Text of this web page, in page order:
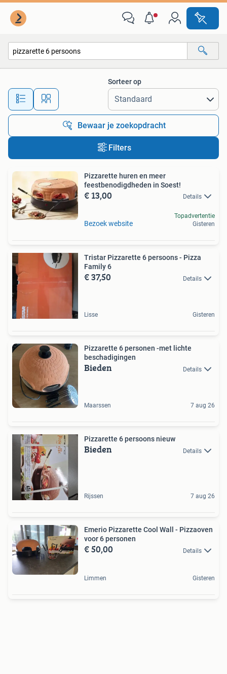
Alle afstanden…
Sorteer op
Bewaar je zoekopdracht
Filters
Pizzarette huren en meer
feestbenodigdheden in Soest!
€ 13,00 Details
Bezoek website
Topadvertentie
Gisteren
Tristar Pizzarette 6 persoons - Pizza
Family 6
€ 37,50 Details
Lisse Gisteren
Pizzarette 6 personen -met lichte
beschadigingen
Bieden Details
Maarssen 7 aug 26
Pizzarette 6 persoons nieuw
Bieden Details
Rijssen 7 aug 26
Emerio Pizzarette Cool Wall - Pizzaoven
voor 6 personen
€ 50,00 Details
Limmen Gisteren